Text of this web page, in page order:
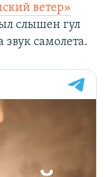
ветер»
слышен гул
самолета.